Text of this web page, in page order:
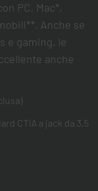
PC, Mac*,
Anche se
e gaming, le
anche
CTIA a jack da 3,5